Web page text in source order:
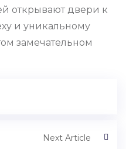
открывают двери к
и уникальному
замечательном
Next Article